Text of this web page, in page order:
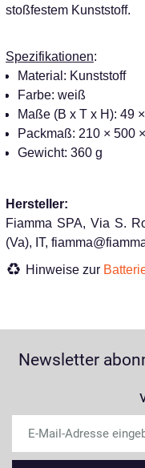
stoßfestem Kunststoff.
Spezifikationen:
Material: Kunststoff
Farbe: weiß
Maße (B x T x H): 49
Packmaß: 210 × 500
Gewicht: 360 g
Hersteller:
Fiamma SPA, Via S.
(Va), IT,
Hinweise zur
Newsletter